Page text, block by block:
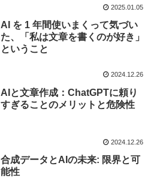
2025.01.05
AI を 1 年間使いまくって気づい
た、「私は文章を書くのが好き」
ということ
2024.12.26
AIと文章作成：ChatGPTに頼り
すぎることのメリットと危険性
2024.12.26
合成データとAIの未来: 限界と可
能性